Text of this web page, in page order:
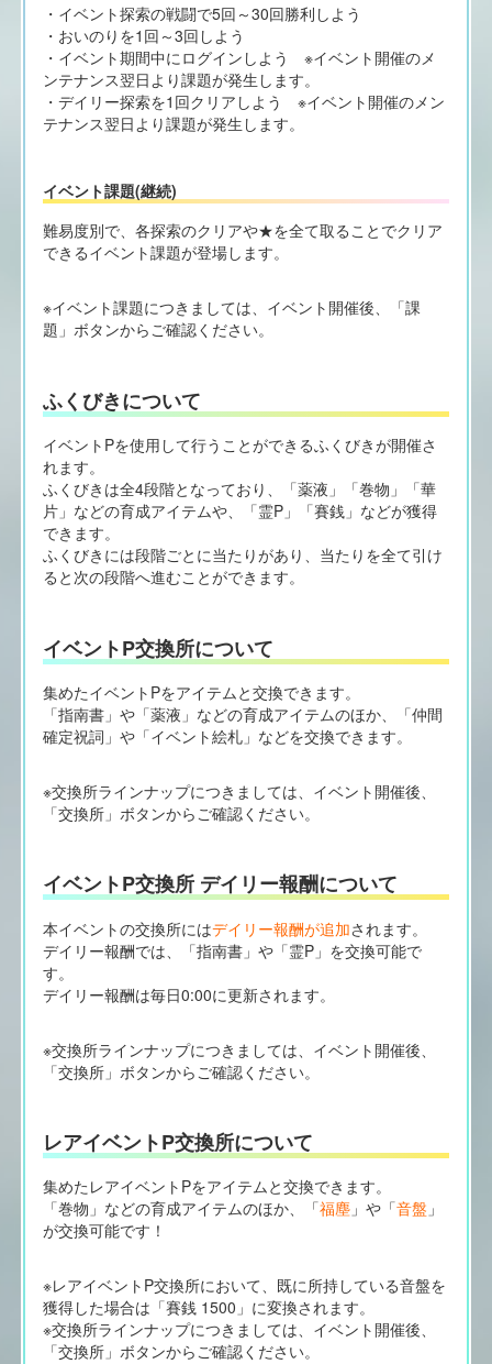
・イベント探索の戦闘で5回～30回勝利しよう
・おいのりを1回～3回しよう
・イベント期間中にログインしよう ※イベント開催のメ
ンテナンス翌日より課題が発生します。
・デイリー探索を1回クリアしよう ※イベント開催のメン
テナンス翌日より課題が発生します。
イベント課題(継続)
難易度別で、各探索のクリアや★を全て取ることでクリア
できるイベント課題が登場します。
※イベント課題につきましては、イベント開催後、「課
題」ボタンからご確認ください。
ふくびきについて
イベントPを使用して行うことができるふくびきが開催さ
れます。
ふくびきは全4段階となっており、「薬液」「巻物」「華
片」などの育成アイテムや、「霊P」「賽銭」などが獲得
できます。
ふくびきには段階ごとに当たりがあり、当たりを全て引け
ると次の段階へ進むことができます。
イベントP交換所について
集めたイベントPをアイテムと交換できます。
「指南書」や「薬液」などの育成アイテムのほか、「仲間
確定祝詞」や「イベント絵札」などを交換できます。
※交換所ラインナップにつきましては、イベント開催後、
「交換所」ボタンからご確認ください。
イベントP交換所 デイリー報酬について
本イベントの交換所にはデイリー報酬が追加されます。
デイリー報酬では、「指南書」や「霊P」を交換可能で
す。
デイリー報酬は毎日0:00に更新されます。
※交換所ラインナップにつきましては、イベント開催後、
「交換所」ボタンからご確認ください。
レアイベントP交換所について
集めたレアイベントPをアイテムと交換できます。
「巻物」などの育成アイテムのほか、「福塵」や「音盤 」
が交換可能です！
※レアイベントP交換所において、既に所持している音盤を
獲得した場合は「賽銭 1500」に変換されます。
※交換所ラインナップにつきましては、イベント開催後、
「交換所」ボタンからご確認ください。